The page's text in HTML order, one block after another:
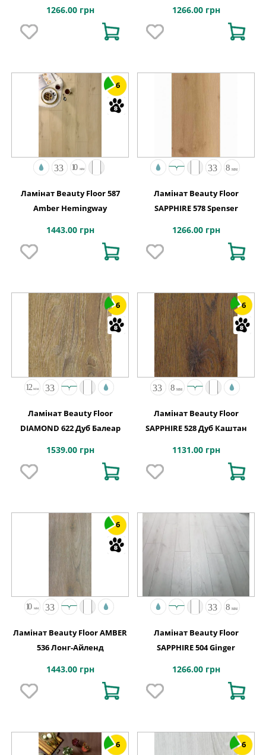
1266.00 грн 1266.00 грн
6
Ламінат Beauty Floor 587
Amber Hemingway
1443.00 грн
Ламінат Beauty Floor
SAPPHIRE 578 Spenser
1266.00 грн
6
Ламінат Beauty Floor
DIAMOND 622 Дуб Балеар
1539.00 грн
6
Ламінат Beauty Floor
SAPPHIRE 528 Дуб Каштан
1131.00 грн
6
Ламінат Beauty Floor AMBER
536 Лонг-Айленд
1443.00 грн
Ламінат Beauty Floor
SAPPHIRE 504 Ginger
1266.00 грн
6 6